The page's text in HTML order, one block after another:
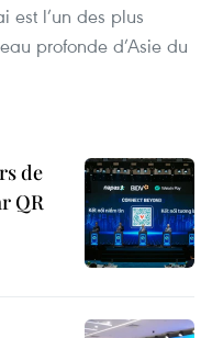
est l’un des plus
profonde d’Asie du
de
QR